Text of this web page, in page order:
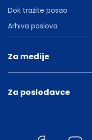
Dok tražite posao
Arhiva poslova
Za medije
Za poslodavce